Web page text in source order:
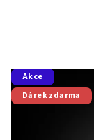
Akce
Dárek zdarma